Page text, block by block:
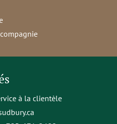
à la clientèle